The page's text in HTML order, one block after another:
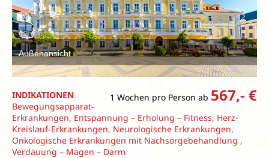
Außenansicht
1 Wochen pro Person ab 567,- €
INDIKATIONEN
Bewegungsapparat-
Erkrankungen, Entspannung – Erholung – Fitness, Herz-
Kreislauf-Erkrankungen, Neurologische Erkrankungen,
Onkologische Erkrankungen mit Nachsorgebehandlung ,
Verdauung – Magen – Darm